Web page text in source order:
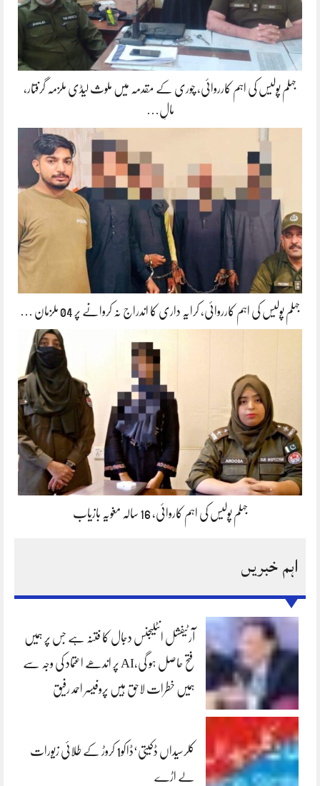
جہلم پولیس کی اہم کارروائی، چوری کے مقدمہ میں ملوث لیڈی ملزمہ گرفتار،
مالِ…
جہلم پولیس کی اہم کارروائی، کرایہ داری کا اندراج نہ کروانے پر 04 ملزمان …
جہلم پولیس کی اہم کاروائی، 16 سالہ مغویہ بازیاب
اہم خبریں
آرٹیفشل انٹلیجنس دجال کا فتنہ ہے جس پر ہمیں
فتح حاصل ہو گی،AI پر اندھے اعتماد کی وجہ سے
ہمیں خطرات لاحق ہیں پروفیسر احمد رفیق
کلرسیداں ڈکیتی‘ڈاکو1 کروڑ کے طلائی زیورات
لے اڑے